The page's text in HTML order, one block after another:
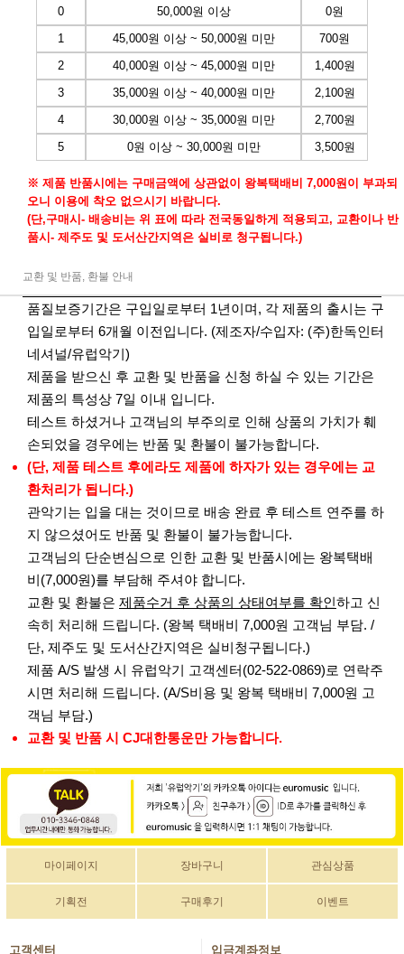
0
50,000원 이상
0원
1
45,000원 이상 ~ 50,000원 미만
700원
2
40,000원 이상 ~ 45,000원 미만
1,400원
3
35,000원 이상 ~ 40,000원 미만
2,100원
4
30,000원 이상 ~ 35,000원 미만
2,700원
5
0원 이상 ~ 30,000원 미만 3,500원
※ 제품 반품시에는 구매금액에 상관없이 왕복택배비 7,000원이 부과되
오니 이용에 착오 없으시기 바랍니다.
(단,구매시- 배송비는 위 표에 따라 전국동일하게 적용되고, 교환이나 반
품시- 제주도 및 도서산간지역은 실비로 청구됩니다.)
교환 및 반품, 환불 안내
품질보증기간은 구입일로부터 1년이며, 각 제품의 출시는 구
입일로부터 6개월 이전입니다. (제조자/수입자: (주)한독인터
네셔널/유럽악기)
제품을 받으신 후 교환 및 반품을 신청 하실 수 있는 기간은
제품의 특성상 7일 이내 입니다.
테스트 하셨거나 고객님의 부주의로 인해 상품의 가치가 훼
손되었을 경우에는 반품 및 환불이 불가능합니다.
(단, 제품 테스트 후에라도 제품에 하자가 있는 경우에는 교
환처리가 됩니다.)
관악기는 입을 대는 것이므로 배송 완료 후 테스트 연주를 하
지 않으셨어도 반품 및 환불이 불가능합니다.
고객님의 단순변심으로 인한 교환 및 반품시에는 왕복택배
비(7,000원)를 부담해 주셔야 합니다.
교환 및 환불은 제품수거 후 상품의 상태여부를 확인하고 신
속히 처리해 드립니다. (왕복 택배비 7,000원 고객님 부담. /
단, 제주도 및 도서산간지역은 실비청구됩니다.)
제품 A/S 발생 시 유럽악기 고객센터(02-522-0869)로 연락주
시면 처리해 드립니다. (A/S비용 및 왕복 택배비 7,000원 고
객님 부담.)
교환 및 반품 시 CJ대한통운만 가능합니다.
마이페이지 장바구니 관심상품
기획전 구매후기 이벤트
고객센터 입금계좌정보